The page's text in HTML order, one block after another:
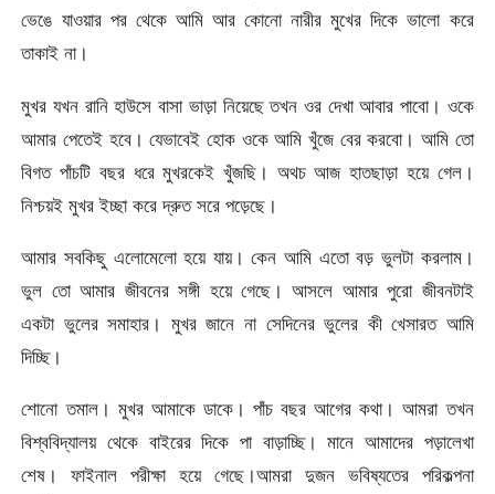
ভেঙে যাওয়ার পর থেকে আমি আর কোনো নারীর মুখের দিকে ভালো করে
তাকাই না।
মুখর যখন রানি হাউসে বাসা ভাড়া নিয়েছে তখন ওর দেখা আবার পাবো। ওকে
আমার পেতেই হবে। যেভাবেই হোক ওকে আমি খুঁজে বের করবো। আমি তো
বিগত পাঁচটি বছর ধরে মুখরকেই খুঁজছি। অথচ আজ হাতছাড়া হয়ে গেল।
নিশ্চয়ই মুখর ইচ্ছা করে দ্রুত সরে পড়েছে।
আমার সবকিছু এলোমেলো হয়ে যায়। কেন আমি এতো বড় ভুলটা করলাম।
ভুল তো আমার জীবনের সঙ্গী হয়ে গেছে। আসলে আমার পুরো জীবনটাই
একটা ভুলের সমাহার। মুখর জানে না সেদিনের ভুলের কী খেসারত আমি
দিচ্ছি।
শোনো তমাল। মুখর আমাকে ডাকে। পাঁচ বছর আগের কথা। আমরা তখন
বিশ্ববিদ্যালয় থেকে বাইরের দিকে পা বাড়াচ্ছি। মানে আমাদের পড়ালেখা
শেষ। ফাইনাল পরীক্ষা হয়ে গেছে।আমরা দুজন ভবিষ্যতের পরিকল্পনা